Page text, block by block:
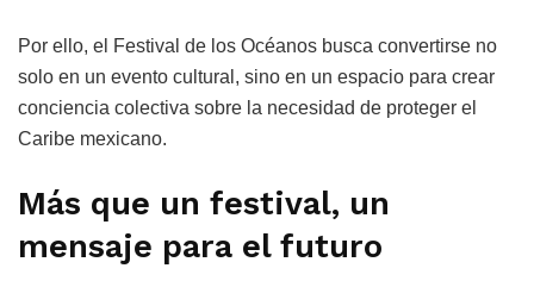
Por ello, el Festival de los Océanos busca convertirse no
solo en un evento cultural, sino en un espacio para crear
conciencia colectiva sobre la necesidad de proteger el
Caribe mexicano.
Más que un festival, un
mensaje para el futuro